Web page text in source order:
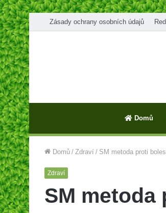
Zásady ochrany osobních údajů
Domů
Domů / Zdraví / SM metoda proti
Zdraví
SM metoda